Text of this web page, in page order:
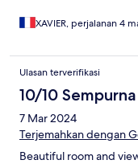
XAVIER, perjalanan 4
Ulasan terverifikasi
10/10 Sempurna
7 Mar 2024
Terjemahkan dengan
Beautiful room and